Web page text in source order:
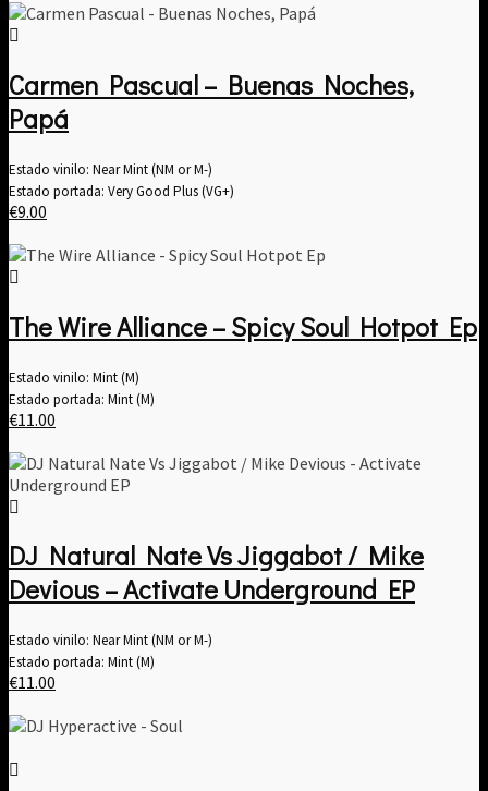
Carmen Pascual – Buenas Noches,
Papá
Estado vinilo: Near Mint (NM or M-)
Estado portada: Very Good Plus (VG+)
€9.00
The Wire Alliance – Spicy Soul Hotpot Ep
Estado vinilo: Mint (M)
Estado portada: Mint (M)
€11.00
DJ Natural Nate Vs Jiggabot / Mike
Devious – Activate Underground EP
Estado vinilo: Near Mint (NM or M-)
Estado portada: Mint (M)
€11.00